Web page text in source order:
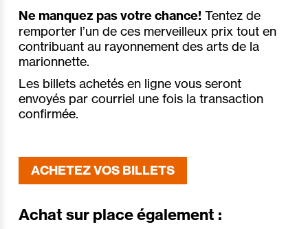
Ne manquez pas votre chance! Tentez de
remporter l’un de ces merveilleux prix tout en
contribuant au rayonnement des arts de la
marionnette.
Les billets achetés en ligne vous seront
envoyés par courriel une fois la transaction
confirmée.
ACHETEZ VOS BILLETS
Achat sur place également :